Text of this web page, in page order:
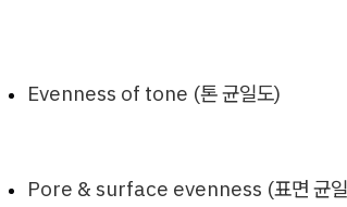
Evenness of tone (톤 균일도)
Pore & surface evenness (표면 균